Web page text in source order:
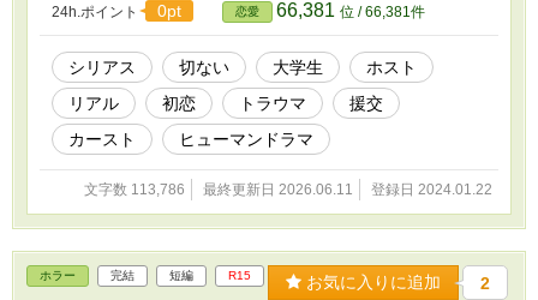
み入れたのは、『援交』という道だった── ◇◇
この物語はフィクションです。 登場する人物・
団体・名称等は架空であり、実在の人物・団
体・名称等とは一切関係ありません。 また法
律・法令に反する行為を容認・推奨するもので
はありません。
24h.ポイント 0pt 恋愛 66,381 位 / 66,381件
シリアス 切ない 大学生
ホスト
リアル
初恋 トラウマ
援交
カースト
ヒューマンドラマ
文字数 113,786 最終更新日 2026.06.11 登録日 2024.01.22
ホラー 完結 短編 R15 お気に入りに追加 2